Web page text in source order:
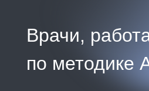
Врачи,
по методике